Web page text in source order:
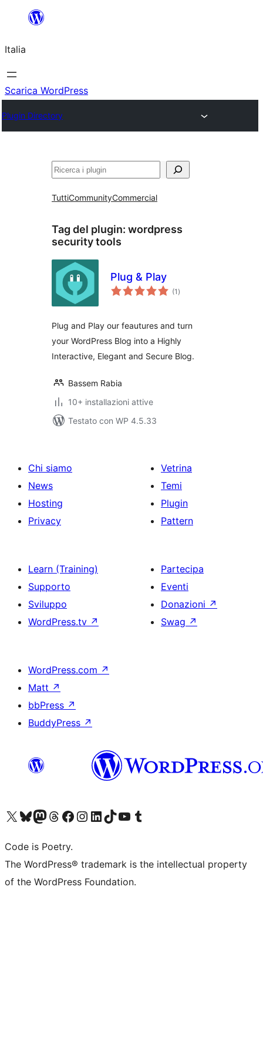
contenuto
Italia
Scarica WordPress
Plugin Directory
Cerca
TuttiCommunityCommercial
Tag del plugin: wordpress
security tools
Plug & Play
(1 valutazioni
totali
)
Plug and Play our feautures and turn
your WordPress Blog into a Highly
Interactive, Elegant and Secure Blog.
Bassem Rabia
10+ installazioni attive
Testato con WP 4.5.33
Chi siamo
News
Hosting
Privacy
Vetrina
Temi
Plugin
Pattern
Learn (Training)
Supporto
Sviluppo
WordPress.tv ↗
Partecipa
Eventi
Donazioni ↗
Swag ↗
WordPress.com ↗
Matt ↗
bbPress ↗
BuddyPress ↗
Visita il nostro account X (ex Twitter)
Visita il nostro account Bluesky
Visita il nostro account Mastodon
Visita il nostro account Threads
Visita la nostra pagina Facebook
Visita il nostro account Instagram
Visita il nostro account LinkedIn
Visita il nostro account TikTok
Visita il nostro canale YouTube
Visita il nostro account Tumblr
Code is Poetry.
The WordPress® trademark is the intellectual property
of the WordPress Foundation.